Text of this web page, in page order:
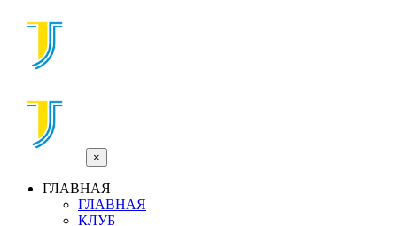
×
ГЛАВНАЯ
ГЛАВНАЯ
КЛУБ